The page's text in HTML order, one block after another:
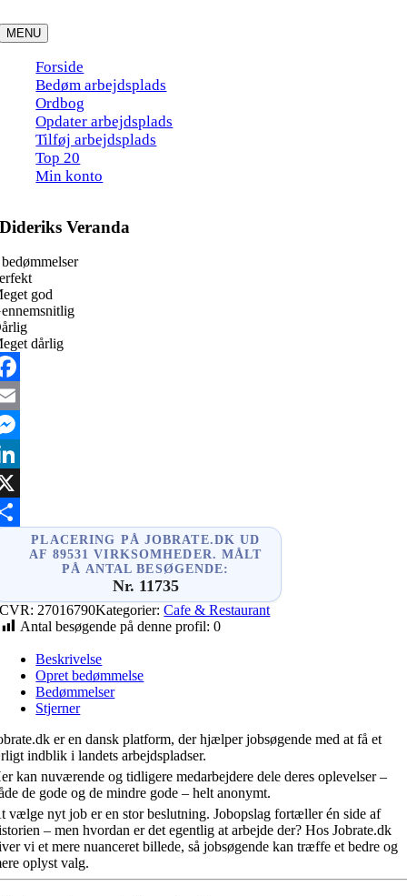
to
content
MENU
Forside
Bedøm arbejdsplads
Ordbog
Opdater arbejdsplads
Tilføj arbejdsplads
Top 20
Min konto
Dideriks Veranda
god
dårlig
PLACERING PÅ JOBRATE.DK UD
AF 89531 VIRKSOMHEDER. MÅLT
PÅ ANTAL BESØGENDE:
Nr. 11735
CVR: 27016790Kategorier:Cafe & Restaurant
Antal besøgende på denne profil: 0
Beskrivelse
Opret bedømmelse
Bedømmelser
Stjerner
er en dansk platform, der hjælper jobsøgende med at få et
indblik i landets arbejdspladser.
kan nuværende og tidligere medarbejdere dele deres oplevelser –
de gode og de mindre gode – helt anonymt.
vælge nyt job er en stor beslutning. Jobopslag fortæller én side af
– men hvordan er det egentlig at arbejde der? Hos Jobrate.dk
vi et mere nuanceret billede, så jobsøgende kan træffe et bedre og
oplyst valg.